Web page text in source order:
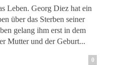
Leben. Georg Diez hat ein
über das Sterben seiner
Mutter und der Geburt...
0